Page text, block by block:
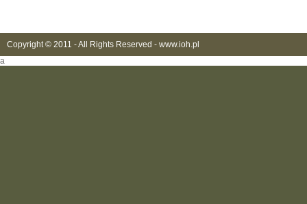
Copyright © 2011 - All Rights Reserved - www.ioh.pl
a